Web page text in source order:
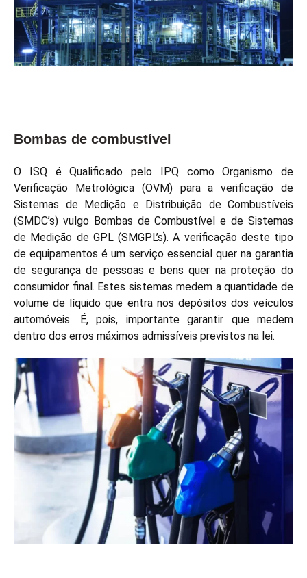
Bombas de combustível
O ISQ é Qualificado pelo IPQ como Organismo de
Verificação Metrológica (OVM) para a verificação de
Sistemas de Medição e Distribuição de Combustíveis
(SMDC’s) vulgo Bombas de Combustível e de Sistemas
de Medição de GPL (SMGPL’s). A verificação deste tipo
de equipamentos é um serviço essencial quer na garantia
de segurança de pessoas e bens quer na proteção do
consumidor final. Estes sistemas medem a quantidade de
volume de líquido que entra nos depósitos dos veículos
automóveis. É, pois, importante garantir que medem
dentro dos erros máximos admissíveis previstos na lei.